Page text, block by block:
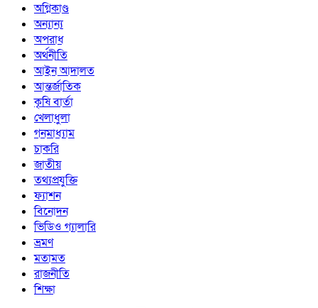
অগ্নিকাণ্ড
অন্যান্য
অপরাধ
অর্থনীতি
আইন আদালত
আন্তর্জাতিক
কৃষি বার্তা
খেলাধুলা
গনমাধ্যাম
চাকরি
জাতীয়
তথ্যপ্রযুক্তি
ফ্যাশন
বিনোদন
ভিডিও গ্যালারি
ভ্রমণ
মতামত
রাজনীতি
শিক্ষা